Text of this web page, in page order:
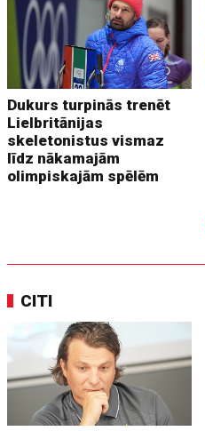
Dukurs turpinās trenēt
Lielbritānijas
skeletonistus vismaz
līdz nākamajām
olimpiskajām spēlēm
CITI